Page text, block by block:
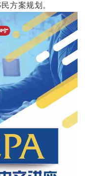
方案规划。